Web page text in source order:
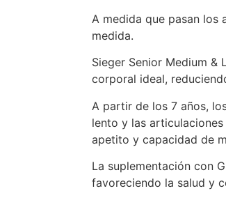
A medida que pasan los
medida.
Sieger Senior Medium &
corporal ideal,
A partir de los 7 años,
lento y las
apetito y capacidad de
La suplementación con
favoreciendo la salud y